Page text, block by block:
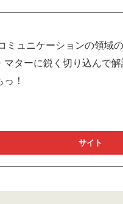
ミュニケーションの領域
マターに鋭く切り込んで
！